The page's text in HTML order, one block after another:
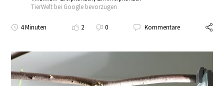
TierWelt bei Google bevorzugen
4 Minuten 2 0 Kommentare